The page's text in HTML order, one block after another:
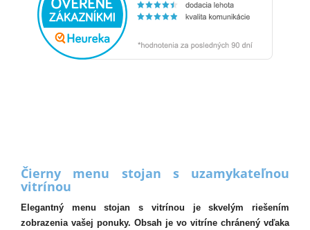
Čierny menu stojan s uzamykateľnou
vitrínou
Elegantný menu stojan s vitrínou je skvelým riešením
zobrazenia vašej ponuky. Obsah je vo vitríne chránený vďaka